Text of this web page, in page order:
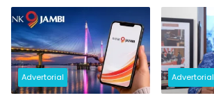
dan Perubahan PIN
Daerah
Advertorial Advertorial